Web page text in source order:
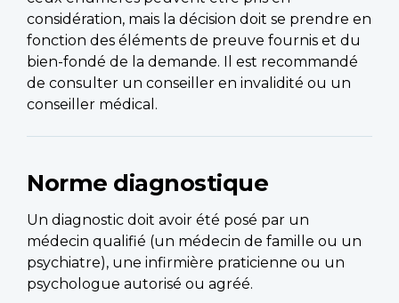
considération, mais la décision doit se prendre en
fonction des éléments de preuve fournis et du
bien-fondé de la demande. Il est recommandé
de consulter un conseiller en invalidité ou un
conseiller médical.
Norme diagnostique
Un diagnostic doit avoir été posé par un
médecin qualifié (un médecin de famille ou un
psychiatre), une infirmière praticienne ou un
psychologue autorisé ou agréé.